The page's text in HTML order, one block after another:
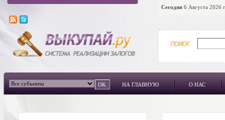
Сегодня 6 Августа 2026
НА ГЛАВНУЮ О НАС